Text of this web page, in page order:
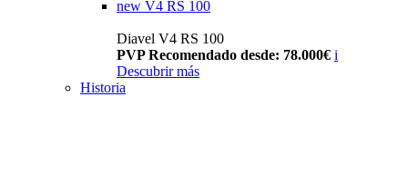
new V4 RS 100
Diavel V4 RS 100
PVP Recomendado desde: 78.000€ i
Descubrir más
Historia